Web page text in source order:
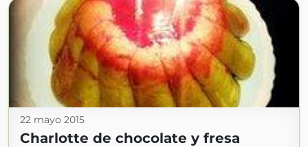
22 mayo 2015
Charlotte de chocolate y fresa